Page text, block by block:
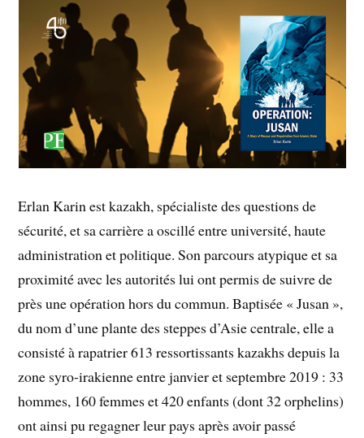
Erlan Karin est kazakh, spécialiste des questions de
sécurité, et sa carrière a oscillé entre université, haute
administration et politique. Son parcours atypique et sa
proximité avec les autorités lui ont permis de suivre de
près une opération hors du commun. Baptisée « Jusan »,
du nom d’une plante des steppes d’Asie centrale, elle a
consisté à rapatrier 613 ressortissants kazakhs depuis la
zone syro-irakienne entre janvier et septembre 2019 : 33
hommes, 160 femmes et 420 enfants (dont 32 orphelins)
ont ainsi pu regagner leur pays après avoir passé